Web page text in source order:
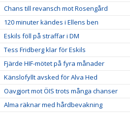
Chans till revansch mot Rosengård
120 minuter kändes i Ellens ben
Eskils föll på straffar i DM
Tess Fridberg klar för Eskils
Fjärde HIF-mötet på fyra månader
Känslofyllt avsked för Alva Hed
Oavgjort mot ÖIS trots många chanser
Alma räknar med hårdbevakning